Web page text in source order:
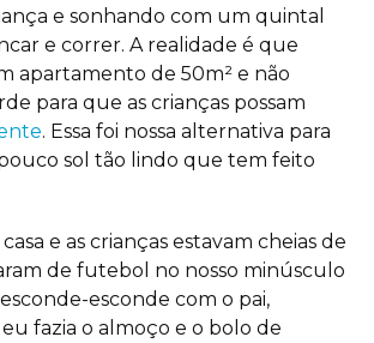
e sonhando com um quintal
e correr. A realidade é que
apartamento de 50m² e não
para que as crianças possam
. Essa foi nossa alternativa para
sol tão lindo que tem feito
e as crianças estavam cheias de
de futebol no nosso minúsculo
esconde com o pai,
fazia o almoço e o bolo de